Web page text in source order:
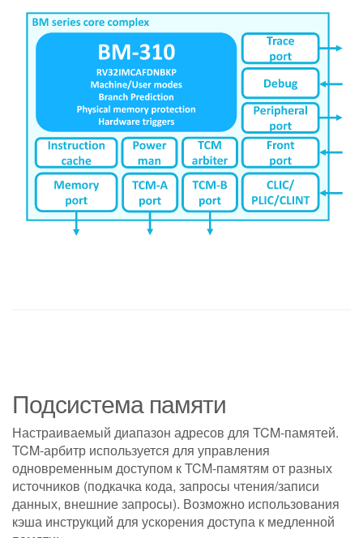
Подсистема памяти
Настраиваемый диапазон адресов для TCM-памятей.
TCM-арбитр используется для управления
одновременным доступом к TCM-памятям от разных
источников (подкачка кода, запросы чтения/записи
данных, внешние запросы). Возможно использования
кэша инструкций для ускорения доступа к медленной